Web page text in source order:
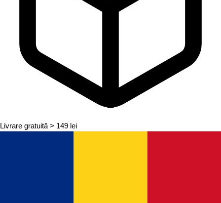
Livrare gratuită > 149 lei